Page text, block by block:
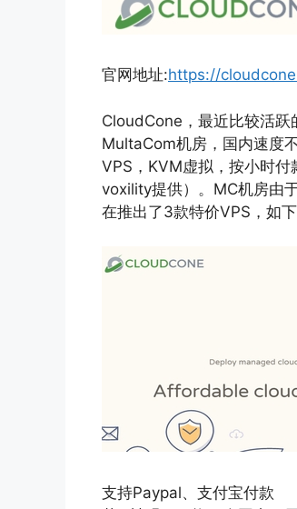
官网地址:https://
CloudCone，最近比较活跃
MultaCom机房，国内速度
VPS，KVM虚拟，按小时
voxility提供）。MC机房由
在推出了3款特价VPS，如下
支持Paypal、支付宝付款